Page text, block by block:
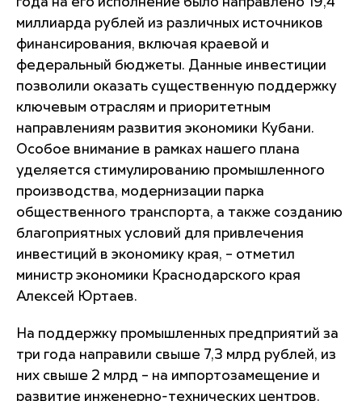
года на его исполнение было направлено 19,4
миллиарда рублей из различных источников
финансирования, включая краевой и
федеральный бюджеты. Данные инвестиции
позволили оказать существенную поддержку
ключевым отраслям и приоритетным
направлениям развития экономики Кубани.
Особое внимание в рамках нашего плана
уделяется стимулированию промышленного
производства, модернизации парка
общественного транспорта, а также созданию
благоприятных условий для привлечения
инвестиций в экономику края, – отметил
министр экономики Краснодарского края
Алексей Юртаев.
На поддержку промышленных предприятий за
три года направили свыше 7,3 млрд рублей, из
них свыше 2 млрд – на импортозамещение и
развитие инженерно-технических центров.